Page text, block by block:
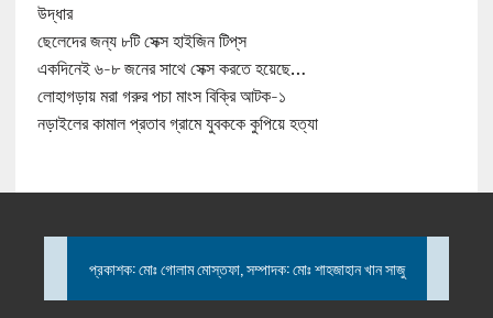
উদ্ধার
ছেলেদের জন্য ৮টি সেক্স হাইজিন টিপ্‌স
একদিনেই ৬-৮ জনের সাথে সেক্স করতে হয়েছে…
লোহাগড়ায় মরা গরুর পচা মাংস বিক্রি আটক-১
নড়াইলের কামাল প্রতাব গ্রামে যুবককে কুপিয়ে হত্যা
প্রকাশক: মোঃ গোলাম মোস্তফা, সম্পাদক: মোঃ শাহজাহান খান সাজু